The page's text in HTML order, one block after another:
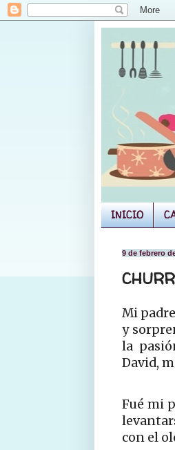
INICIO
9 de febrero
Mi
y
la
David,
Fué mi
con el